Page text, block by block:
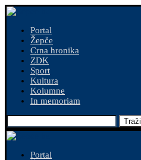
Portal
Žepče
Crna hronika
ZDK
Sport
Kultura
Kolumne
In memoriam
Traži
Portal